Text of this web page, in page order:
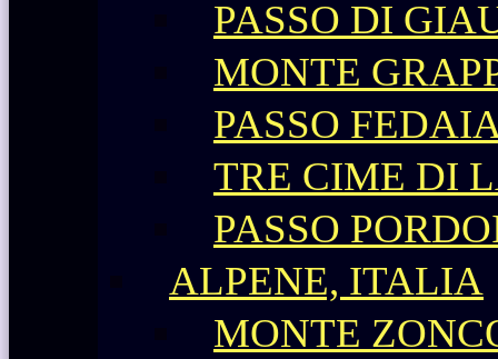
PASSO DI
MONTE
PASSO
TRE CIME DI
PASSO
ALPENE, ITALIA
MONTE